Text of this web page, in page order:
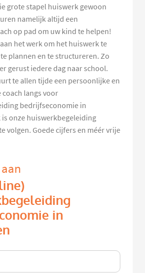
grote stapel huiswerk gewoon
namelijk altijd een
op pad om uw kind te helpen!
het werk om het huiswerk te
plannen en te structureren. Zo
gerust iedere dag naar school.
te allen tijde een persoonlijke en
langs voor
bedrijfseconomie in
is onze huiswerkbegeleiding
volgen. Goede cijfers en méér vrije
in